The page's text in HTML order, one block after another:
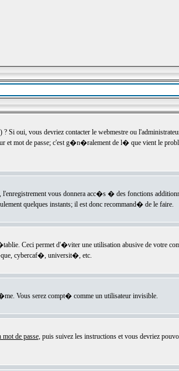
oui, vous devriez contacter le webmestre ou
et mot de passe; c'est g�n�ralement de l� que vient le
vous donnera acc�s � des fonctions
quelques instants; il est donc recommand� de le faire.
Ceci permet d'�viter une utilisation abusive de votre
cybercaf�, universit�, etc.
Vous serez compt� comme un utilisateur invisible.
de passe, puis suivez les instructions et vous devriez